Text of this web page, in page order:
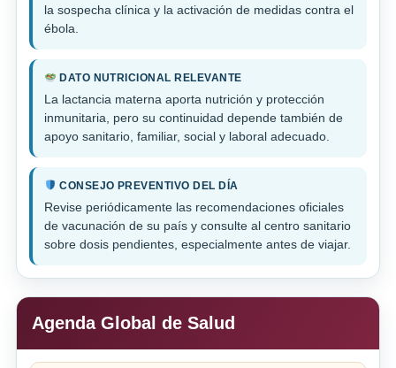
la sospecha clínica y la activación de medidas contra el
ébola.
DATO NUTRICIONAL RELEVANTE
La lactancia materna aporta nutrición y protección
inmunitaria, pero su continuidad depende también de
apoyo sanitario, familiar, social y laboral adecuado.
CONSEJO PREVENTIVO DEL DÍA
Revise periódicamente las recomendaciones oficiales
de vacunación de su país y consulte al centro sanitario
sobre dosis pendientes, especialmente antes de viajar.
Agenda Global de Salud